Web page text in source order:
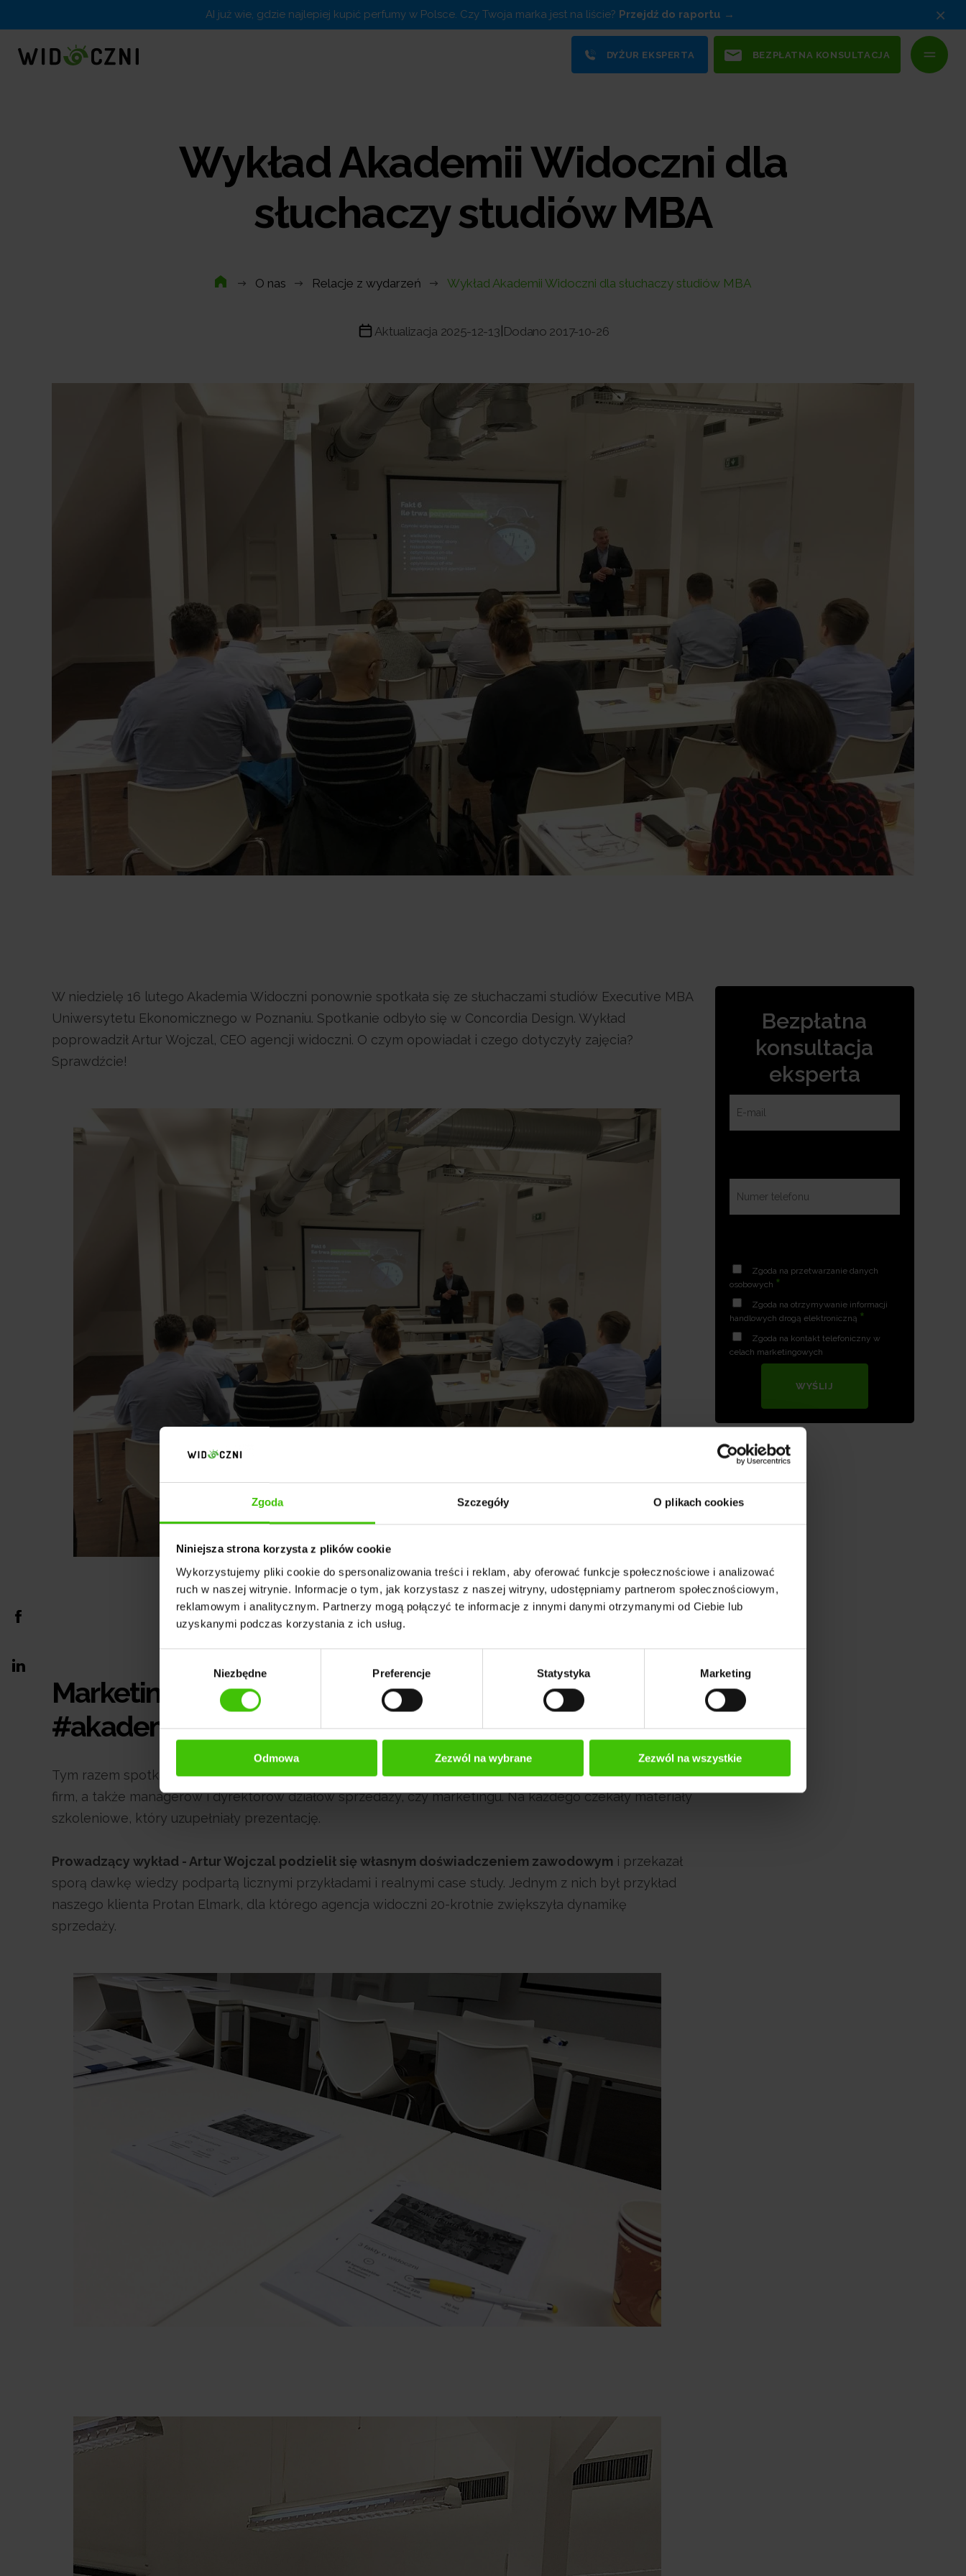
Zgoda Szczegóły O plikach cookies
Niniejsza strona korzysta z plików cookie
Wykorzystujemy pliki cookie do spersonalizowania treści i reklam, aby oferować funkcje społecznościowe i analizować
ruch w naszej witrynie. Informacje o tym, jak korzystasz z naszej witryny, udostępniamy partnerom społecznościowym,
reklamowym i analitycznym. Partnerzy mogą połączyć te informacje z innymi danymi otrzymanymi od Ciebie lub
uzyskanymi podczas korzystania z ich usług.
Niezbędne Preferencje Statystyka Marketing
Odmowa Zezwól na wybrane Zezwól na wszystkie
AI już wie, gdzie najlepiej kupić perfumy w Polsce. Czy Twoja marka jest na liście? Przejdź do raportu ×
DYŻUR EKSPERTA BEZPŁATNA KONSULTACJA
Wykład Akademii Widoczni dla
słuchaczy studiów MBA
O nas Relacje z wydarzeń Wykład Akademii Widoczni dla słuchaczy studiów MBA
Aktualizacja 2025-12-13 Dodano 2017-10-26
W niedzielę 16 lutego Akademia Widoczni ponownie spotkała się ze słuchaczami studiów Executive MBA
Uniwersytetu Ekonomicznego w Poznaniu. Spotkanie odbyło się w Concordia Design. Wykład
poprowadził Artur Wojczal, CEO agencji widoczni. O czym opowiadał i czego dotyczyły zajęcia?
Sprawdźcie!
Marketing i zarządzanie sprzedażą - Wykład
#akademiaWidoczni na studiach MBA
Tym razem spotkaliśmy się z kolejną grupą. Na salę wykładową przybyło kilkanaście osób - właścicieli
firm, a także managerów i dyrektorów działów sprzedaży, czy marketingu. Na każdego czekały materiały
szkoleniowe, który uzupełniały prezentację.
Prowadzący wykład - Artur Wojczal podzielił się własnym doświadczeniem zawodowym i przekazał
sporą dawkę wiedzy podpartą licznymi przykładami i realnymi case study. Jednym z nich był przykład
naszego klienta Protan Elmark, dla którego agencja widoczni 20-krotnie zwiększyła dynamikę
sprzedaży.
Bezpłatna
konsultacja
eksperta
Zgoda na przetwarzanie danych
osobowych *
Zgoda na otrzymywanie informacji
handlowych drogą elektroniczną *
Zgoda na kontakt telefoniczny w
celach marketingowych
WYŚLIJ